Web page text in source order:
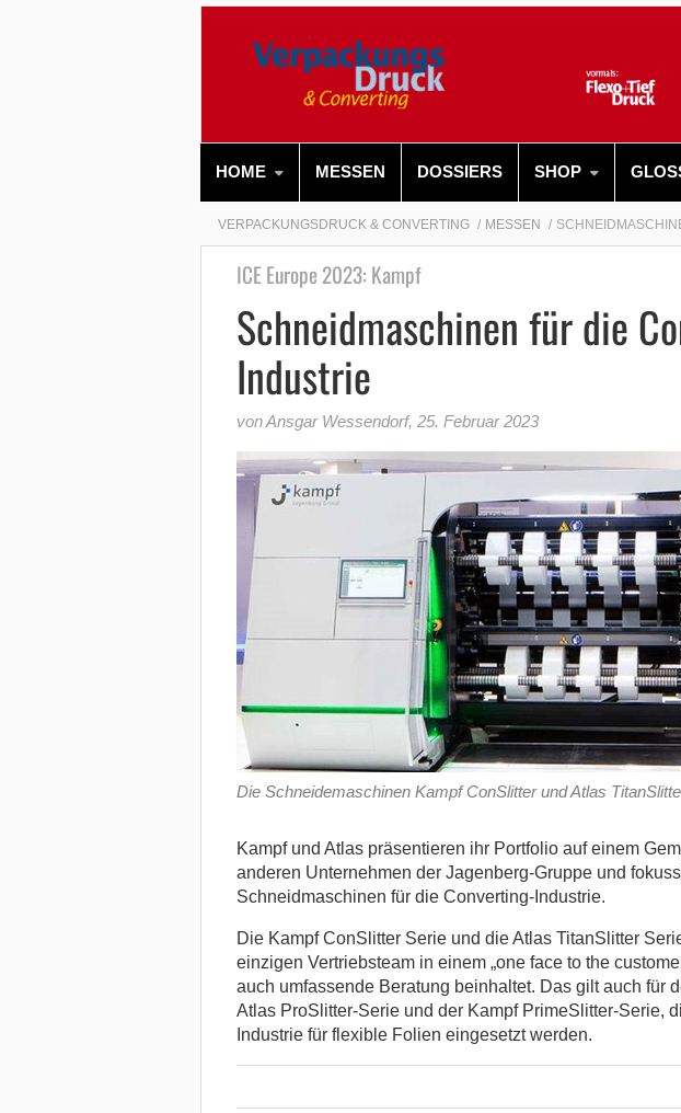
HOME MESSEN DOSSIERS SHOP
VERPACKUNGSDRUCK & CONVERTING MESSEN
ICE Europe 2023: Kampf
Schneidmaschinen für die
Industrie
von Ansgar Wessendorf, 25. Februar 2023
Die Schneidemaschinen Kampf ConSlitter und Atlas
Kampf und Atlas präsentieren ihr Portfolio auf einem
anderen Unternehmen der Jagenberg-Gruppe und
Schneidmaschinen für die Converting-Industrie.
Die Kampf ConSlitter Serie und die Atlas TitanSlitter
einzigen Vertriebsteam in einem „one face to the
auch umfassende Beratung beinhaltet. Das gilt auch für
Atlas ProSlitter-Serie und der Kampf PrimeSlitter-Serie,
Industrie für flexible Folien eingesetzt werden.